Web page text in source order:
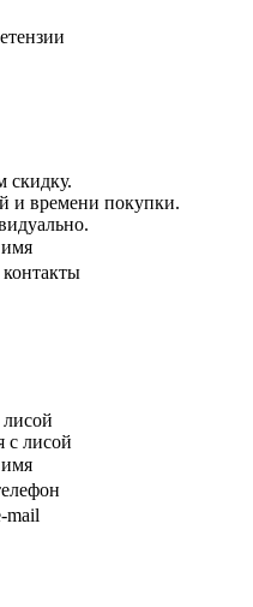
скидку.
и времени покупки.
лисой
mail